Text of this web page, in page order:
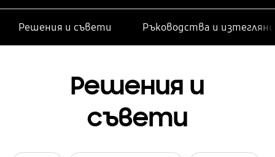
Решения и съвети Ръководства и
Решения и
съвети